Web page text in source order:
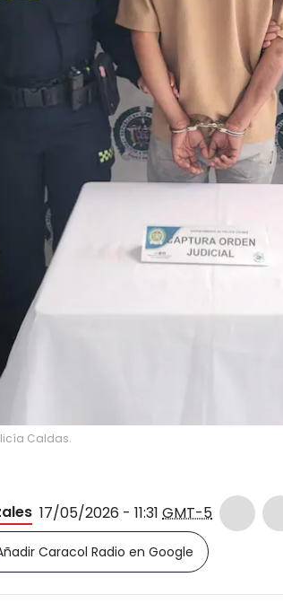
Caldas.
17/05/2026 - 11:31 GMT-5
Caracol Radio en Google